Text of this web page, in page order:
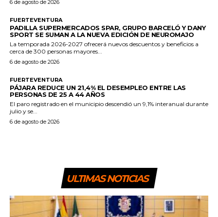
6 de agosto de 2026
FUERTEVENTURA
PADILLA SUPERMERCADOS SPAR, GRUPO BARCELÓ Y DANY
SPORT SE SUMAN A LA NUEVA EDICIÓN DE NEUROMAJO
La temporada 2026-2027 ofrecerá nuevos descuentos y beneficios a
cerca de 300 personas mayores...
6 de agosto de 2026
FUERTEVENTURA
PÁJARA REDUCE UN 21,4% EL DESEMPLEO ENTRE LAS
PERSONAS DE 25 A 44 AÑOS
El paro registrado en el municipio descendió un 9,1% interanual durante
julio y se...
6 de agosto de 2026
ULTIMAS NOTICIAS